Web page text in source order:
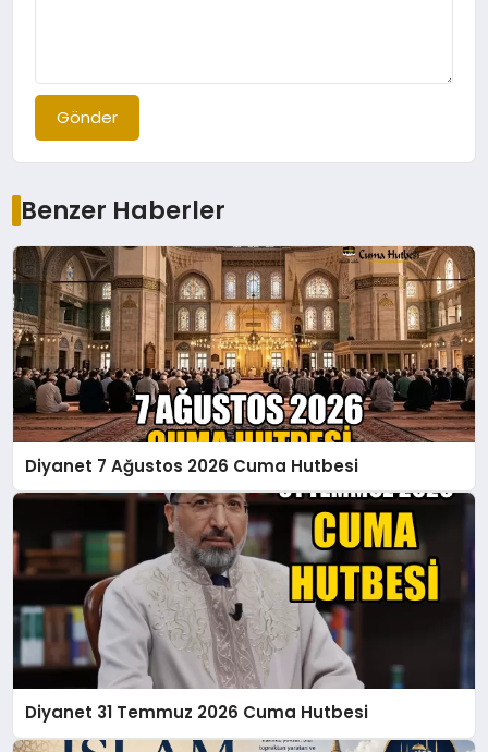
Gönder
Benzer Haberler
Diyanet 7 Ağustos 2026 Cuma Hutbesi
Diyanet 31 Temmuz 2026 Cuma Hutbesi